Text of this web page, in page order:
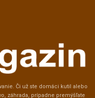
Či už ste domáci kutil alebo
záhrada, prípadne premýšľate